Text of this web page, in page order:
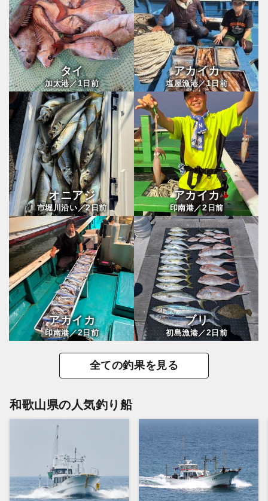
タイ
加太港／1日前
アカイカ
塩屋漁港／1日前
オニアジ
市堀川沿い／2日前
アカイカ
印南港／2 日前
アカイカ
印南港／2日前
ブリ
初島漁港／2日前
全ての釣果を見る
和歌山県の人気釣り船